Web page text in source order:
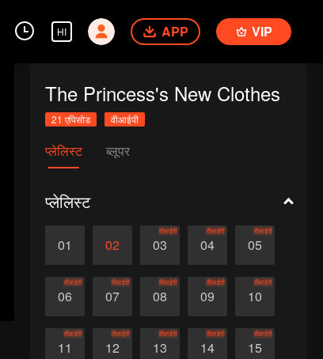
HI APP VIP
The Princess's New Clothes
21 एपिसोड वीआईपी
प्लेलिस्ट ब्लूपर
प्लेलिस्ट
01 02 03
वीआईपी
04
वीआईपी
05
वीआईपी
06
वीआईपी
07
वीआईपी
08
वीआईपी
09
वीआईपी
10
वीआईपी
11
वीआईपी
12
वीआईपी
13
वीआईपी
14
वीआईपी
15
वीआईपी